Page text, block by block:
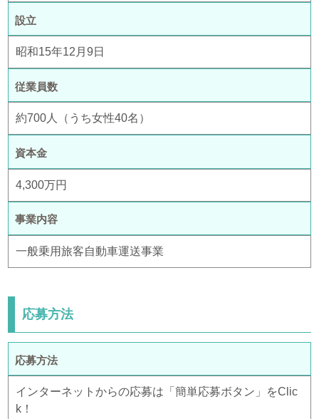
設立
昭和15年12月9日
従業員数
約700人（うち女性40名）
資本金
4,300万円
事業内容
一般乗用旅客自動車運送事業
応募方法
応募方法
インターネットからの応募は「簡単応募ボタン」をClic
k！